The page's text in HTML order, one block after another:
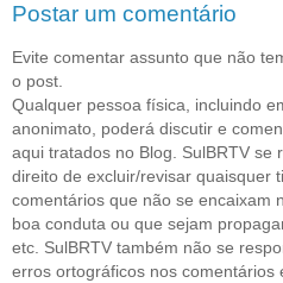
Postar um comentário
Evite comentar assunto que não
o post.
Qualquer pessoa física, incluindo
anonimato, poderá discutir e
aqui tratados no Blog. SulBRTV se
direito de excluir/revisar quaisquer
comentários que não se encaixam
boa conduta ou que sejam
etc. SulBRTV também não se
erros ortográficos nos comentários